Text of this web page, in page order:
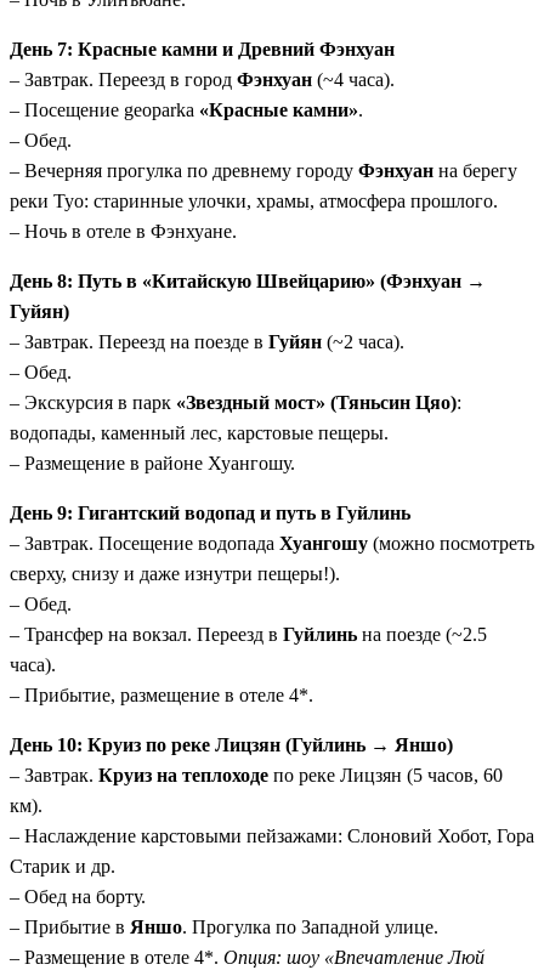
День 7: Красные камни и Древний Фэнхуан
– Завтрак. Переезд в город Фэнхуан (~4 часа).
– Посещение geoparka «Красные камни».
– Обед.
– Вечерняя прогулка по древнему городу Фэнхуан на берегу
реки Туо: старинные улочки, храмы, атмосфера прошлого.
– Ночь в отеле в Фэнхуане.
День 8: Путь в «Китайскую Швейцарию» (Фэнхуан →
Гуйян)
– Завтрак. Переезд на поезде в Гуйян (~2 часа).
– Обед.
– Экскурсия в парк «Звездный мост» (Тяньсин Цяо):
водопады, каменный лес, карстовые пещеры.
– Размещение в районе Хуангошу.
День 9: Гигантский водопад и путь в Гуйлинь
– Завтрак. Посещение водопада Хуангошу (можно посмотреть
сверху, снизу и даже изнутри пещеры!).
– Обед.
– Трансфер на вокзал. Переезд в Гуйлинь на поезде (~2.5
часа).
– Прибытие, размещение в отеле 4*.
День 10: Круиз по реке Лицзян (Гуйлинь → Яншо)
– Завтрак. Круиз на теплоходе по реке Лицзян (5 часов, 60
км).
– Наслаждение карстовыми пейзажами: Слоновий Хобот, Гора
Старик и др.
– Обед на борту.
– Прибытие в Яншо. Прогулка по Западной улице.
– Размещение в отеле 4*. Опция: шоу «Впечатление Люй